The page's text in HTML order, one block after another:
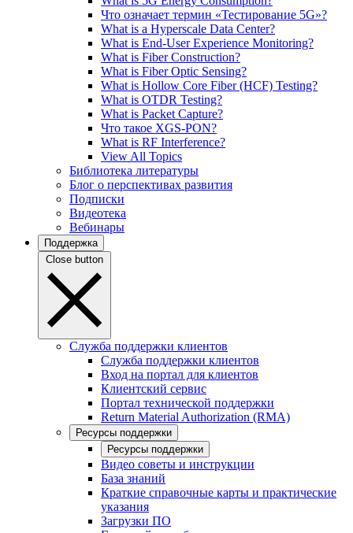
Что означает термин «Тестирование 5G»?
What is a Hyperscale Data Center?
What is End-User Experience Monitoring?
What is Fiber Construction?
What is Fiber Optic Sensing?
What is Hollow Core Fiber (HCF) Testing?
What is OTDR Testing?
What is Packet Capture?
Что такое XGS-PON?
What is RF Interference?
View All Topics
Библиотека литературы
Блог о перспективах развития
Подписки
Видеотека
Вебинары
Поддержка
Close button
Служба поддержки клиентов
Служба поддержки клиентов
Вход на портал для клиентов
Клиентский сервис
Портал технической поддержки
Return Material Authorization (RMA)
Ресурсы поддержки
Ресурсы поддержки
Видео советы и инструкции
База знаний
Краткие справочные карты и практические
указания
Загрузки ПО